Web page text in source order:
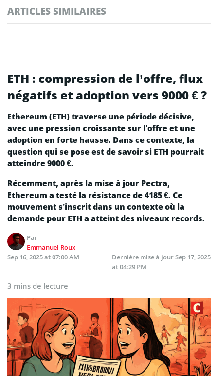
ARTICLES SIMILAIRES
ETH : compression de l’offre, flux
négatifs et adoption vers 9000 € ?
Ethereum (ETH) traverse une période décisive,
avec une pression croissante sur l’offre et une
adoption en forte hausse. Dans ce contexte, la
question qui se pose est de savoir si ETH pourrait
atteindre 9000 €.
Récemment, après la mise à jour Pectra,
Ethereum a testé la résistance de 4185 €. Ce
mouvement s’inscrit dans un contexte où la
demande pour ETH a atteint des niveaux records.
Par
Emmanuel Roux
Sep 16, 2025 at 07:00 AM
Dernière mise à jourSep 17, 2025
at 04:29 PM
3 mins de lecture